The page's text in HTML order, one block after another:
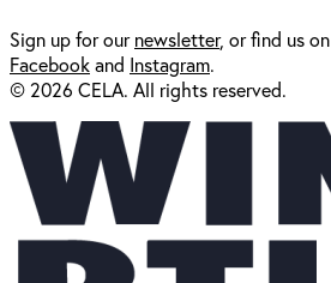
Sign up for ournewsletter, or find us on
Facebookand Instagram.
© 2026 CELA. All rights reserved.